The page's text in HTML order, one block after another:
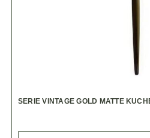
SERIE VINTAGE GOLD MATTE